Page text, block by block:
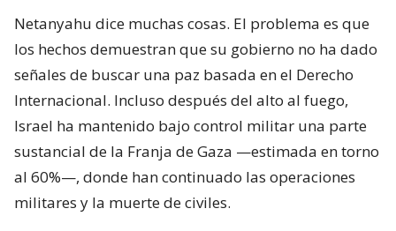
Netanyahu dice muchas cosas. El problema es que
los hechos demuestran que su gobierno no ha dado
señales de buscar una paz basada en el Derecho
Internacional. Incluso después del alto al fuego,
Israel ha mantenido bajo control militar una parte
sustancial de la Franja de Gaza —estimada en torno
al 60%—, donde han continuado las operaciones
militares y la muerte de civiles.